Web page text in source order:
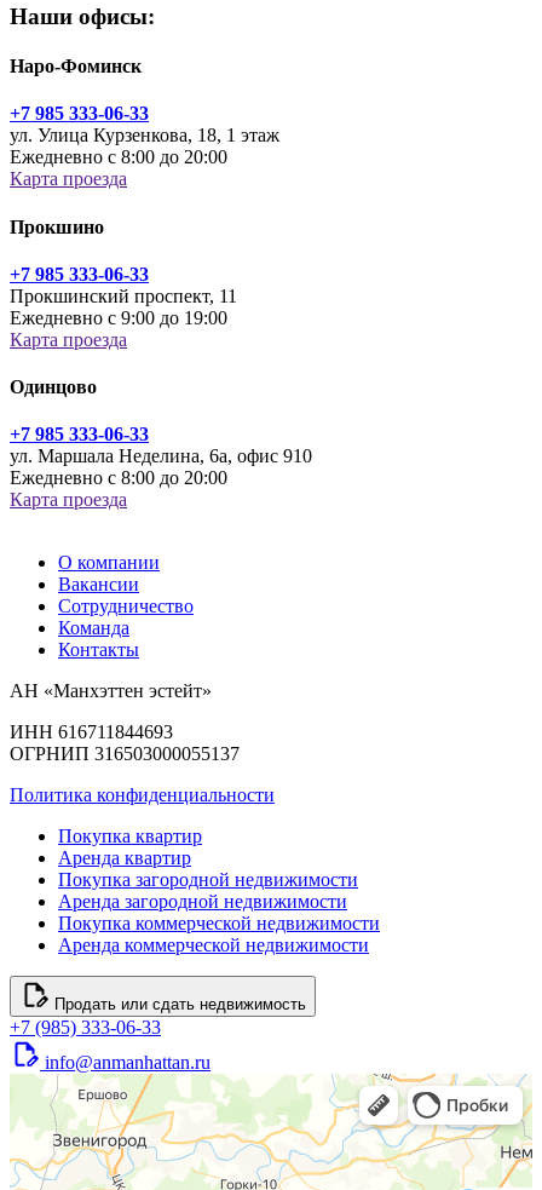
Наши офисы:
Наро-Фоминск
+7 985 333-06-33
ул. Улица Курзенкова, 18, 1 этаж
Ежедневно с 8:00 до 20:00
Карта проезда
Прокшино
+7 985 333-06-33
Прокшинский проспект, 11
Ежедневно с 9:00 до 19:00
Карта проезда
Одинцово
+7 985 333-06-33
ул. Маршала Неделина, 6а, офис 910
Ежедневно с 8:00 до 20:00
Карта проезда
О компании
Вакансии
Сотрудничество
Команда
Контакты
АН «Манхэттен эстейт»
ИНН 616711844693
ОГРНИП 316503000055137
Политика конфиденциальности
Покупка квартир
Аренда квартир
Покупка загородной недвижимости
Аренда загородной недвижимости
Покупка коммерческой недвижимости
Аренда коммерческой недвижимости
Продать или сдать недвижимость
+7 (985) 333-06-33
info@anmanhattan.ru